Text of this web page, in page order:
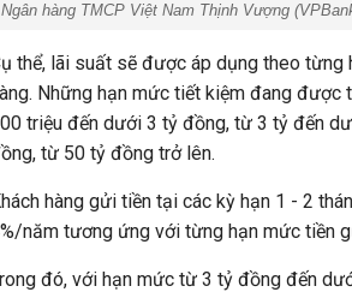
Ngân hàng TMCP Việt Nam Thịnh Vượng
thể, lãi suất sẽ được áp dụng theo
Những hạn mức tiết kiệm đang
triệu đến dưới 3 tỷ đồng, từ 3 tỷ đến
từ 50 tỷ đồng trở lên.
hàng gửi tiền tại các kỳ hạn 1 - 2
năm tương ứng với từng hạn mức tiền
đó, với hạn mức từ 3 tỷ đồng đến